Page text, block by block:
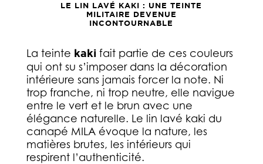
LE LIN LAVÉ KAKI : UNE TEINTE
MILITAIRE DEVENUE
INCONTOURNABLE
La teinte kakifait partie de ces couleurs
qui ont su s’imposer dans la décoration
intérieure sans jamais forcer la note. Ni
trop franche, ni trop neutre, elle navigue
entre le vert et le brun avec une
élégance naturelle. Le lin lavé kaki du
canapé MILA évoque la nature, les
matières brutes, les intérieurs qui
respirent l’authenticité.